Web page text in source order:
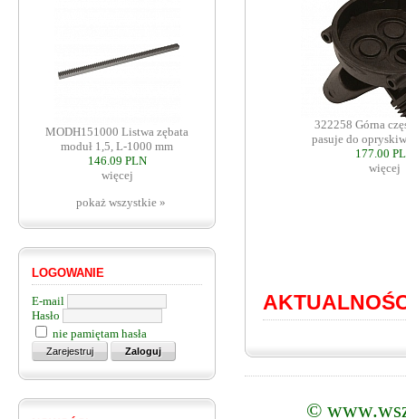
MODH151000 Listwa zębata
moduł 1,5, L-1000 mm
146.09 PLN
więcej
pokaż wszystkie »
LOGOWANIE
E-mail
Hasło
nie pamiętam hasła
322258 Górna
pasuje do
177.00
więcej
©